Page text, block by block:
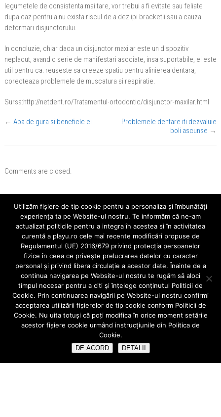
legumetele de consistenta mai tare, vor trebui a fi evitate sau feliate
dupa caz pentru a nu exista riscul de a dezlipi bracketii sau a cauza
deformari disjunctorului.
In concluzie, chiar daca un disjunctor maxilar este un dispozitiv
neplacut, avand o serie de manifestari asociate, insa suportabile, el este
util pentru ca: reuseste sa creeze spatiu pentru alinierea dentara,
corecteaza problemele de muscatura si respiratie.
Sursa:http://netdent.ro/Tratamentul-ortodontic/disjunctor-maxilar.html
← Apa de gura si beneficle ei
Problemele dentare iti dezvaluie
boli ascunse →
Comments are closed.
Cauta
Ultimele Articole
Aparatele mobile
Când alegem o fațeta dentară?
Implant sau punte dentara ?
IMPLANT DENTAR vs COROANA DENTARA/PUNTE CLASICA
Ce înseamnă urgentă stomatologica?
Utilizăm fişiere de tip cookie pentru a personaliza și îmbunătăți
experiența ta pe Website-ul nostru. Te informăm că ne-am
actualizat politicile pentru a integra în acestea si în activitatea
curentă a playu.ro cele mai recente modificări propuse de
Regulamentul (UE) 2016/679 privind protecția persoanelor
fizice în ceea ce privește prelucrarea datelor cu caracter
personal și privind libera circulație a acestor date. Înainte de a
continua navigarea pe Website-ul nostru te rugăm să aloci
timpul necesar pentru a citi și înțelege conținutul Politicii de
Cookie. Prin continuarea navigării pe Website-ul nostru confirmi
acceptarea utilizării fişierelor de tip cookie conform Politicii de
Cookie. Nu uita totuși că poți modifica în orice moment setările
acestor fişiere cookie urmând instrucțiunile din Politica de
Cookie.
DE ACORD DETALII